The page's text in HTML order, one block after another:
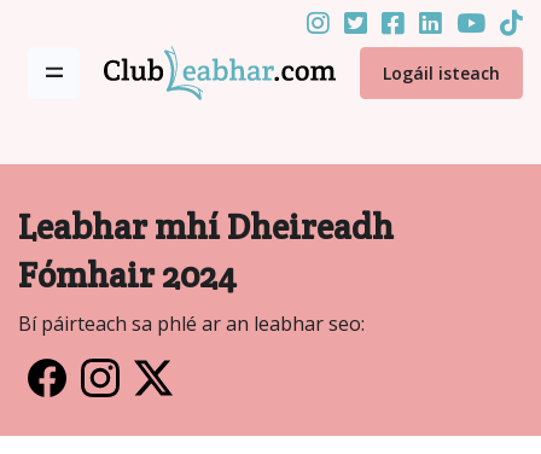
Logáil isteach
Leabhar mhí Dheireadh
Fómhair 2024
Bí páirteach sa phlé ar an leabhar seo: